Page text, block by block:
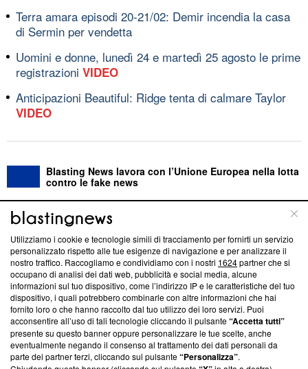
Terra amara episodi 20-21/02: Demir incendia la casa
di Sermin per vendetta
Uomini e donne, lunedì 24 e martedì 25 agosto le prime
registrazioni VIDEO
Anticipazioni Beautiful: Ridge tenta di calmare Taylor
VIDEO
Blasting News lavora con l’Unione Europea nella lotta
contro le fake news
ABOUT LINEA EDITORIALE
Questa sezione offre informazioni trasparenti su Blasting
News, sui nostri processi editoriali e su come ci impegniamo a
creare news di qualità. Inoltre, afferma la nostra aderenza a
‘Trust Project - News with Integrity’Blasting News non è
ancora membro del programma, ma ha richiesto di farne
parte; Trust Project non ha ancora effettuato una verifica di
conformità agli standard.
Utilizziamo i cookie e tecnologie simili di tracciamento per fornirti un servizio
personalizzato rispetto alle tue esigenze di navigazione e per analizzare il
nostro traffico. Raccogliamo e condividiamo con i nostri 1624partner che si
occupano di analisi dei dati web, pubblicità e social media, alcune
informazioni sul tuo dispositivo, come l’indirizzo IP e le caratteristiche del tuo
dispositivo, i quali potrebbero combinarle con altre informazioni che hai
fornito loro o che hanno raccolto dal tuo utilizzo dei loro servizi. Puoi
acconsentire all’uso di tali tecnologie cliccando il pulsante“Accetta tutti”
presente su questo banner oppure personalizzare le tue scelte, anche
eventualmente negando il consenso al trattamento dei dati personali da
parte dei partner terzi, cliccando sul pulsante“Personalizza”.